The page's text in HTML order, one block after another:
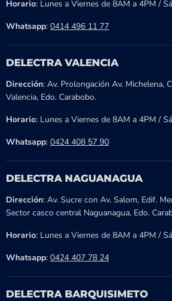
Horario: Lunes a Viernes de 8AM a 4PM /
Whatsapp: 0414 496 11 77
DELECTRA VALENCIA
Dirección: Av. Prolongación Av. Michelena,
Valencia, Edo. Carabobo.
Horario: Lunes a Viernes de 8AM a 4PM /
Whatsapp: 0424 408 57 90
DELECTRA NAGUANAGUA
Dirección: Av. Sucre con Av. Salom, Edif.
Sector casco central Naguanagua, Edo.
Horario: Lunes a Viernes de 8AM a 4PM /
Whatsapp: 0424 407 78 24
DELECTRA BARQUISIMETO